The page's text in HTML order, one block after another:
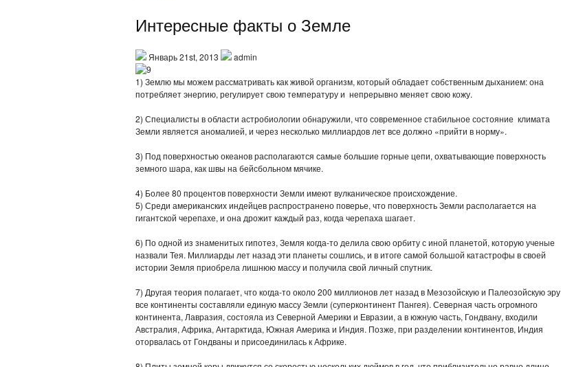
Интересные факты о Земле
Январь 21st, 2013 admin
1) Землю мы можем рассматривать как живой организм, который обладает собственным дыханием: она
потребляет энергию, регулирует свою температуру и непрерывно меняет свою кожу.
2) Специалисты в области астробиологии обнаружили, что современное стабильное состояние климата
Земли является аномалией, и через несколько миллиардов лет все должно «прийти в норму».
3) Под поверхностью океанов располагаются самые большие горные цепи, охватывающие поверхность
земного шара, как швы на бейсбольном мячике.
4) Более 80 процентов поверхности Земли имеют вулканическое происхождение.
5) Среди американских индейцев распространено поверье, что поверхность Земли располагается на
гигантской черепахе, и она дрожит каждый раз, когда черепаха шагает.
6) По одной из знаменитых гипотез, Земля когда-то делила свою орбиту с иной планетой, которую ученые
назвали Тея. Миллиарды лет назад эти планеты сошлись, и в итоге самой большой катастрофы в своей
истории Земля приобрела лишнюю массу и получила свой личный спутник.
7) Другая теория полагает, что когда-то около 200 миллионов лет назад в Мезозойскую и Палеозойскую эру
все континенты составляли единую массу Земли (суперконтинент Пангея). Северная часть огромного
континента, Лавразия, состояла из Северной Америки и Евразии, а в южную часть, Гондвану, входили
Австралия, Африка, Антарктида, Южная Америка и Индия. Позже, при разделении континентов, Индия
оторвалась от Гондваны и присоединилась к Африке.